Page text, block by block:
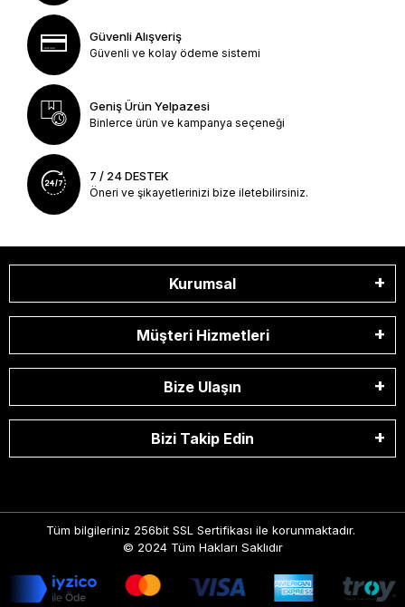
Güvenli Alışveriş
Güvenli ve kolay ödeme sistemi
Geniş Ürün Yelpazesi
Binlerce ürün ve kampanya seçeneği
7 / 24 DESTEK
Öneri ve şikayetlerinizi bize iletebilirsiniz.
Kurumsal
Müşteri Hizmetleri
Bize Ulaşın
Bizi Takip Edin
Tüm bilgileriniz 256bit SSL Sertifikası ile korunmaktadır.
© 2024 Tüm Hakları Saklıdır